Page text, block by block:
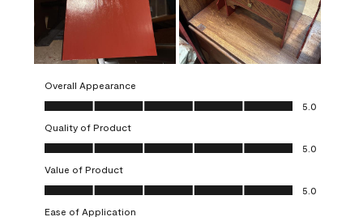
Overall Appearance
Overall Appearance, 5.0 out of 5
5.0
Quality of Product
Quality of Product, 5.0 out of 5
5.0
Value of Product
Value of Product, 5.0 out of 5
5.0
Ease of Application